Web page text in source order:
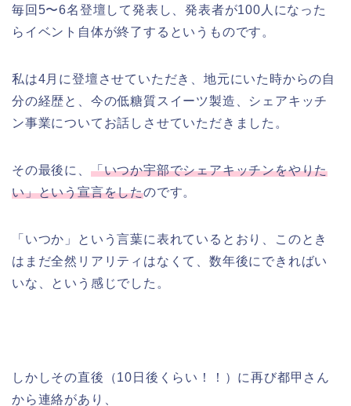
毎回5〜6名登壇して発表し、発表者が100人になった
らイベント自体が終了するというものです。
私は4月に登壇させていただき、地元にいた時からの自
分の経歴と、今の低糖質スイーツ製造、シェアキッチ
ン事業についてお話しさせていただきました。
その最後に、 「いつか宇部でシェアキッチンをやりた
い」という宣言をしたのです。
「いつか」という言葉に表れているとおり、このとき
はまだ全然リアリティはなくて、数年後にできればい
いな、という感じでした。
しかしその直後（10日後くらい！！）に再び都甲さん
から連絡があり、